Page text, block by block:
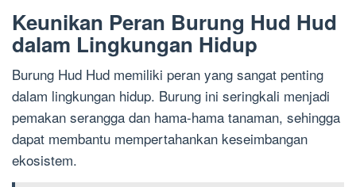
Keunikan Peran Burung Hud Hud
dalam Lingkungan Hidup
Burung Hud Hud memiliki peran yang sangat penting
dalam lingkungan hidup. Burung ini seringkali menjadi
pemakan serangga dan hama-hama tanaman, sehingga
dapat membantu mempertahankan keseimbangan
ekosistem.